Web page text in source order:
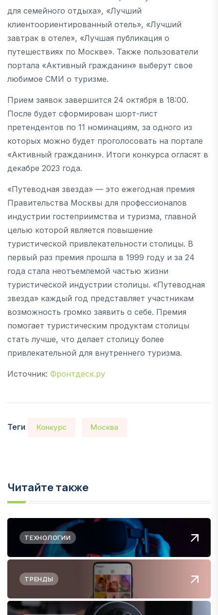
для семейного отдыха», «Лучший
клиентоориентированный отель», «Лучший
завтрак в отеле», «Лучшая публикация о
путешествиях по Москве». Также пользователи
портала «Активный гражданин» выберут свое
любимое СМИ о туризме.
Прием заявок завершится 24 октября в 18:00.
После будет сформирован шорт-лист
претендентов по 11 номинациям, за одного из
которых можно будет проголосовать на портале
«Активный гражданин». Итоги конкурса огласят в
декабре 2023 года.
«Путеводная звезда» — это ежегодная премия
Правительства Москвы для профессионалов
индустрии гостеприимства и туризма, главной
целью которой является повышение
туристической привлекательности столицы. В
первый раз премия прошла в 1999 году и за 24
года стала неотъемлемой частью жизни
туристической индустрии столицы. «Путеводная
звезда» каждый год представляет участникам
возможность громко заявить о себе. Премия
помогает туристическим продуктам столицы
стать лучше, что делает столицу более
привлекательной для внутреннего туризма.
Источник: Фронтдеск.ру
Теги Конкурс Москва
Читайте также
ТЕХНОЛОГИИ
ТРЕНДЫ